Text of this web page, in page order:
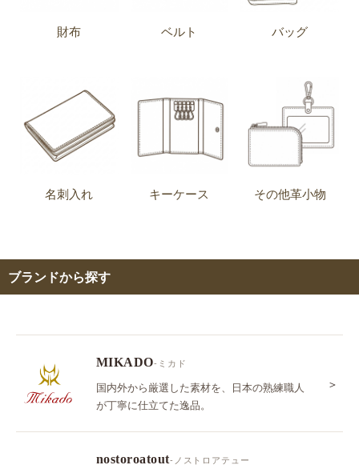
財布 ベルト バッグ
名刺入れ キーケース その他革小物
ブランドから探す
MIKADO-ミカド
国内外から厳選した素材を、日本の熟練職人
が丁寧に仕立てた逸品。
＞
nostoroatout-ノストロアテュー